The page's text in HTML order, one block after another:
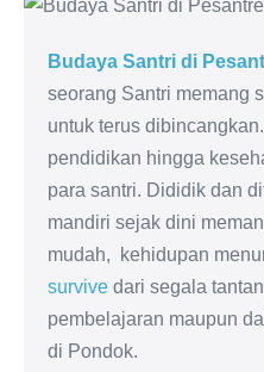
Budaya Santri di
seorang Santri memang
untuk terus
pendidikan hingga
para santri. Dididik dan
mandiri sejak dini
mudah, kehidupan
survive dari segala
pembelajaran maupun
di Pondok.